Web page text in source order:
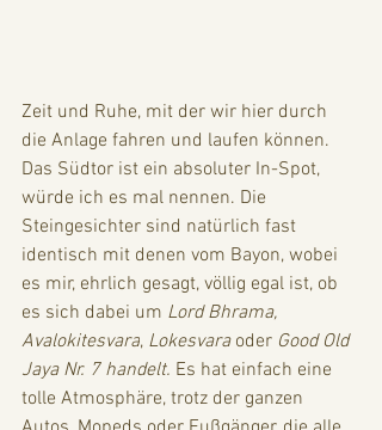
Zeit und Ruhe, mit der wir hier durch
die Anlage fahren und laufen können.
Das Südtor ist ein absoluter In-Spot,
würde ich es mal nennen. Die
Steingesichter sind natürlich fast
identisch mit denen vom Bayon, wobei
es mir, ehrlich gesagt, völlig egal ist, ob
es sich dabei um Lord Bhrama,
Avalokitesvara, Lokesvara oder Good Old
Jaya Nr. 7 handelt. Es hat einfach eine
tolle Atmosphäre, trotz der ganzen